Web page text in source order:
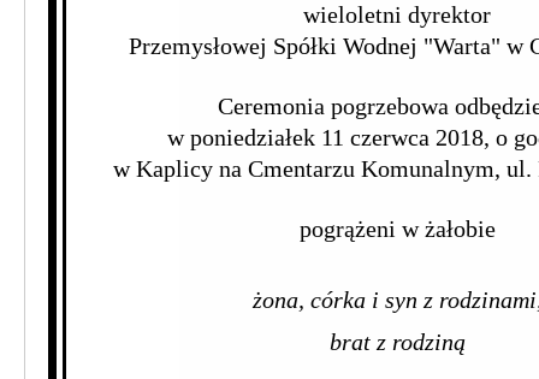
wieloletni dyrektor
Przemysłowej Spółki Wodnej "Warta" w
Ceremonia pogrzebowa
w poniedziałek 11 czerwca 2018, o
w Kaplicy na Cmentarzu Komunalnym, ul.
pogrążeni w żałobie
żona, córka i syn z
brat z rodziną